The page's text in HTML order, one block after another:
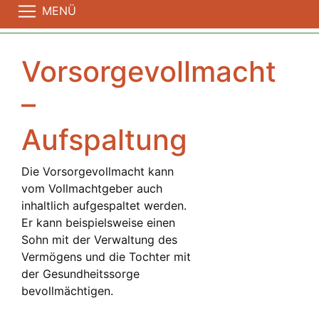
MENÜ
Vorsorgevollmacht
–
Aufspaltung
Die Vorsorgevollmacht kann
vom Vollmachtgeber auch
inhaltlich aufgespaltet werden.
Er kann beispielsweise einen
Sohn mit der Verwaltung des
Vermögens und die Tochter mit
der Gesundheitssorge
bevollmächtigen.